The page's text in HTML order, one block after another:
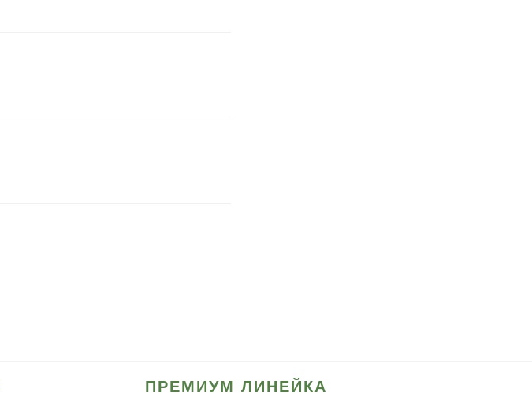
ПРЕМИУМ ЛИНЕЙКА